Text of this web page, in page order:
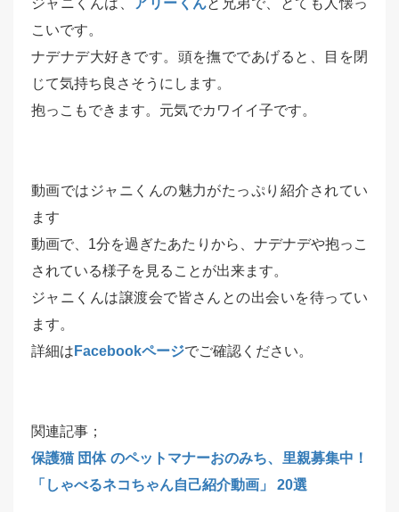
ジャニくんは、 アリーくんと兄弟で、とても人懐っ
こいです。
ナデナデ大好きです。頭を撫でであげると、目を閉
じて気持ち良さそうにします。
抱っこもできます。元気でカワイイ子です。
動画ではジャニくんの魅力がたっぷり紹介されてい
ます
動画で、1分を過ぎたあたりから、ナデナデや抱っこ
されている様子を見ることが出来ます。
ジャニくんは譲渡会で皆さんとの出会いを待ってい
ます。
詳細は Facebookページでご確認ください。
関連記事；
保護猫 団体 のペットマナーおのみち、里親募集中！
「しゃべるネコちゃん自己紹介動画」 20選